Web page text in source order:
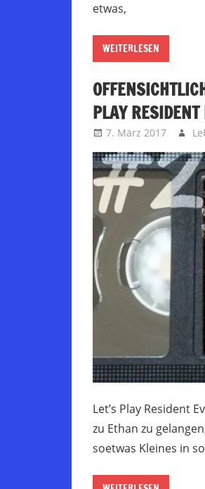
etwas,
WEITERLESEN
PLAY
7. März 2017
Let’s Play Resident
zu Ethan zu
soetwas Kleines in